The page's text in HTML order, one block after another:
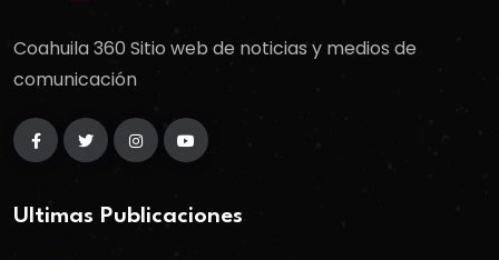
Coahuila 360 Sitio web de noticias y medios de
comunicación
Ultimas Publicaciones